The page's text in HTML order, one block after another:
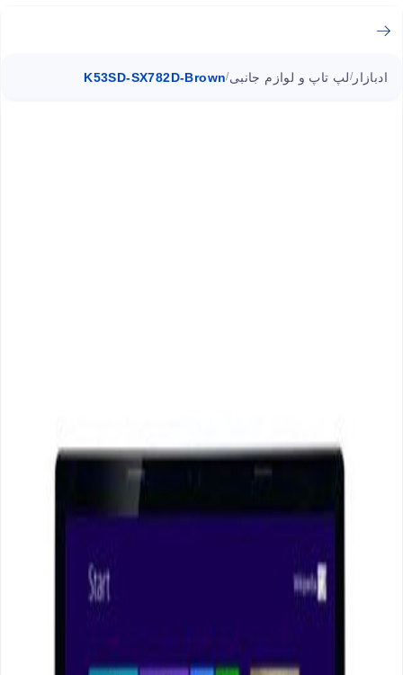
ادبازار /لپ تاپ و لوازم جانبی/
K53SD-SX782D-Brown